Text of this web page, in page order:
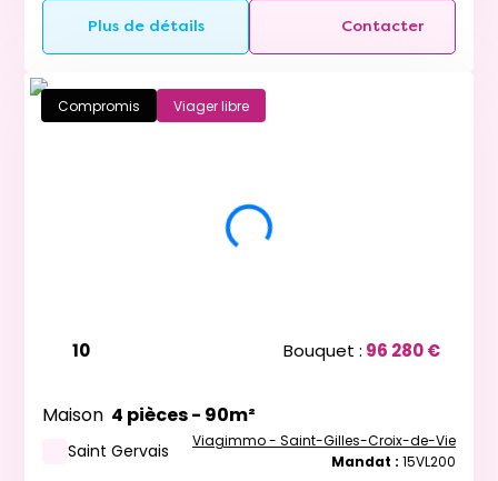
Plus de détails Contacter
Compromis Viager libre
10 Bouquet : 96 280 €
Maison 4 pièces - 90m²
Saint Gervais
Viagimmo - Saint-Gilles-Croix-de-Vie
Mandat : 15VL200